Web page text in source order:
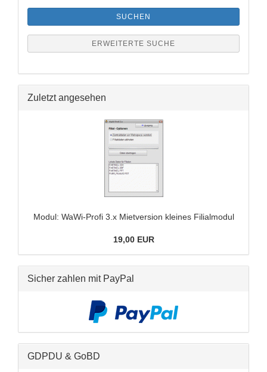
SUCHEN
ERWEITERTE SUCHE
Zuletzt angesehen
Modul: WaWi-​Profi 3.x Miet­ver­si­on klei­nes Fi­li­al­mo­dul
19,00 EUR
Sicher zahlen mit PayPal
GDPDU & GoBD